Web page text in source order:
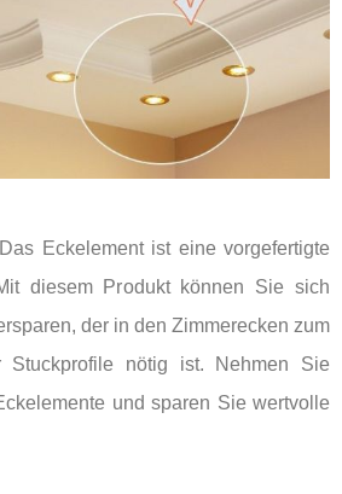
Eckelement ist eine vorgefertigte
diesem Produkt können Sie sich
der in den Zimmerecken zum
Stuckprofile nötig ist. Nehmen Sie
und sparen Sie wertvolle